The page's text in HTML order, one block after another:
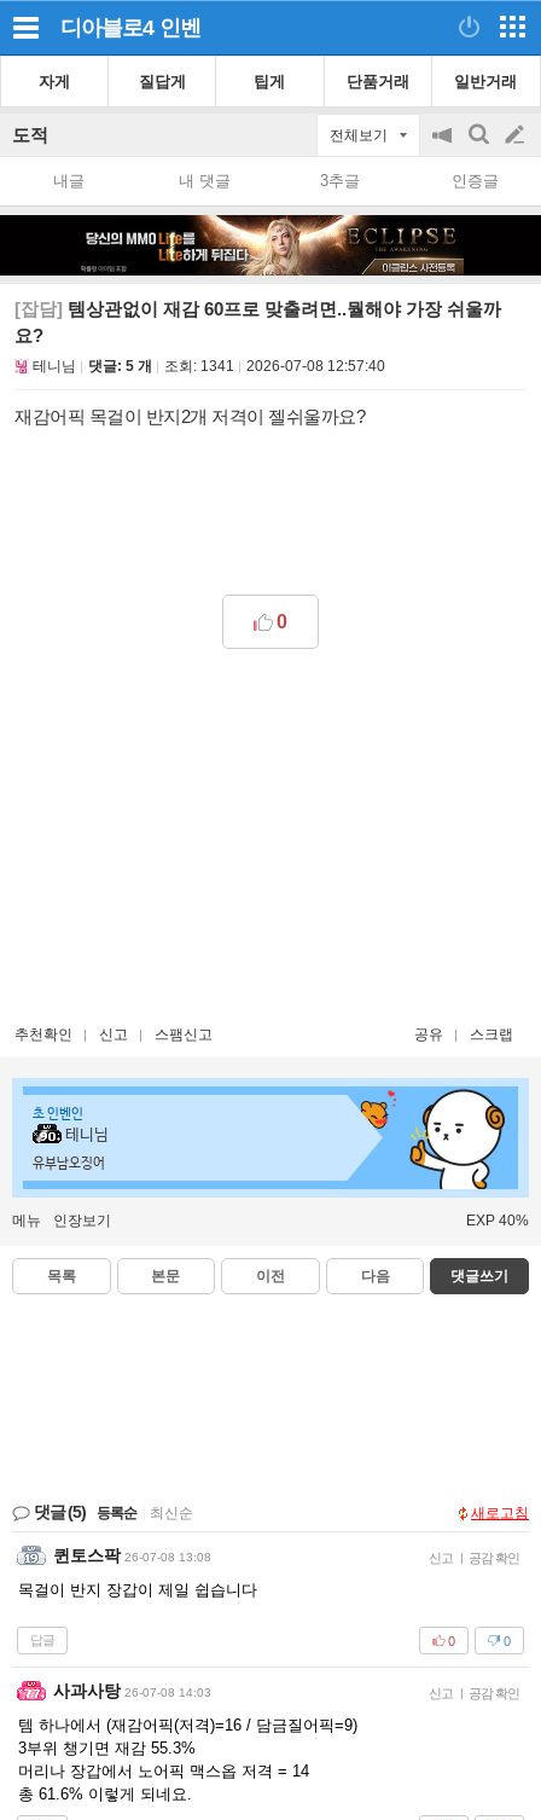
디아블로4 인벤
자게 질답게 팁게 단품거래 일반거래
도적 전체보기
공
on/off
검
색
글
쓰
내글 내 댓글 3추글 인증글
[잡담] 템상관없이 재감 60프로 맞출려면..뭘해야 가장 쉬울까
요?
테니님 댓글: 5 개 조회: 1341 2026-07-08 12:57:40
재감어픽 목걸이 반지2개 저격이 젤쉬울까요?
0
추천확인 신고 스팸신고 공유 스크랩
초 인벤인
테니님
유부남오징어
메뉴 인장보기 EXP 40%
목록 본문 이전 다음 댓글쓰기
댓글(5) 등록순 최신순 새로고침
퀸토스팍 26-07-08 13:08 신고 | 공감 확인
목걸이 반지 장갑이 제일 쉽습니다
답글 0
0
사과사탕 26-07-08 14:03 신고 | 공감 확인
템 하나에서 (재감어픽(저격)=16 / 담금질어픽=9)
3부위 챙기면 재감 55.3%
머리나 장갑에서 노어픽 맥스옵 저격 = 14
총 61.6% 이렇게 되네요.